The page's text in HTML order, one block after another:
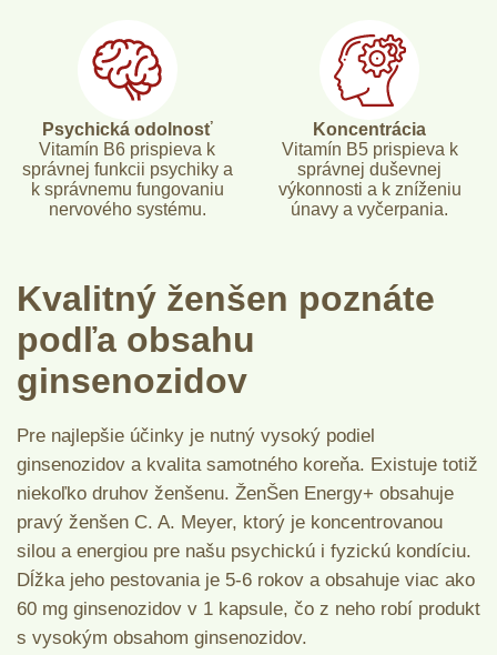
Psychická odolnosť
Vitamín B6 prispieva k
správnej funkcii psychiky a
k správnemu fungovaniu
nervového systému.
Koncentrácia
Vitamín B5 prispieva k
správnej duševnej
výkonnosti a k zníženiu
únavy a vyčerpania.
Kvalitný ženšen poznáte
podľa obsahu
ginsenozidov
Pre najlepšie účinky je nutný vysoký podiel
ginsenozidov a kvalita samotného koreňa. Existuje totiž
niekoľko druhov ženšenu. ŽenŠen Energy+ obsahuje
pravý ženšen C. A. Meyer, ktorý je koncentrovanou
silou a energiou pre našu psychickú i fyzickú kondíciu.
Dĺžka jeho pestovania je 5-6 rokov a obsahuje viac ako
60 mg ginsenozidov v 1 kapsule, čo z neho robí produkt
s vysokým obsahom ginsenozidov.